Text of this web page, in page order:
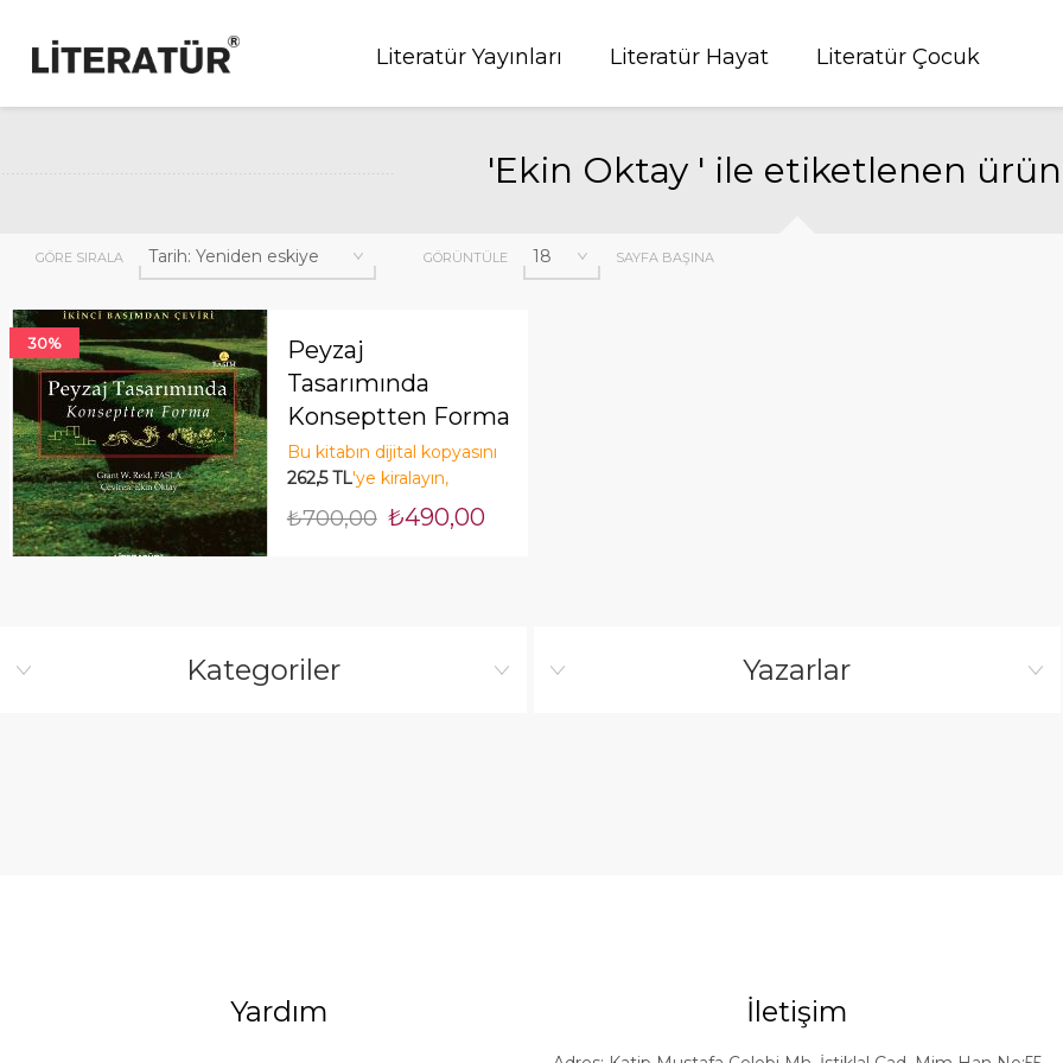
Literatür Yayınları Literatür Hayat Literatür Çocuk
'Ekin Oktay ' ile etiketlenen
GÖRE SIRALA GÖRÜNTÜLE SAYFA BAŞINA
30%
Peyzaj
Tasarımında
Konseptten Forma
2. Basımdan Çeviri
Bu kitabın dijital kopyasını
262,5 TL'ye kiralayın,
tasarruf edin! Şimdi Kirala!
₺700,00 ₺490,00
Kategoriler Yazarlar
Yardım İletişim